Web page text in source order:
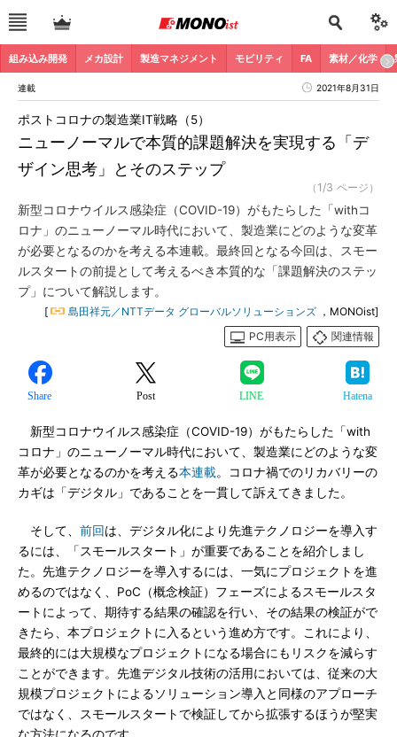
組み込み開発 メカ設計 製造マネジメント モビリティ FA 素材／化学
連載 2021年8月31日
ニューノーマルで本質的課題解決を実現する「デ
ザイン思考」とそのステップ
ポストコロナの製造業IT戦略（5）
（1/3 ページ）
新型コロナウイルス感染症（COVID-19）がもたらした「withコ
ロナ」のニューノーマル時代において、製造業にどのような変革
が必要となるのかを考える本連載。最終回となる今回は、スモー
ルスタートの前提として考えるべき本質的な「課題解決のステッ
プ」について解説します。
[ 島田祥元／NTTデータ グローバルソリューションズ ，MONOist]
PC用表示
関連情報
Share Post LINE Hatena
新型コロナウイルス感染症（COVID-19）がもたらした「with
コロナ」のニューノーマル時代において、製造業にどのような変
革が必要となるのかを考える本連載。コロナ禍でのリカバリーの
カギは「デジタル」であることを一貫して訴えてきました。
そして、 前回は、デジタル化により先進テクノロジーを導入す
るには、「スモールスタート」が重要であることを紹介しまし
た。先進テクノロジーを導入するには、一気にプロジェクトを進
めるのではなく、PoC（概念検証）フェーズによるスモールスタ
ートによって、期待する結果の確認を行い、その結果の検証がで
きたら、本プロジェクトに入るという進め方です。これにより、
最終的には大規模なプロジェクトになる場合にもリスクを減らす
ことができます。先進デジタル技術の活用においては、従来の大
規模プロジェクトによるソリューション導入と同様のアプローチ
ではなく、スモールスタートで検証してから拡張するほうが堅実